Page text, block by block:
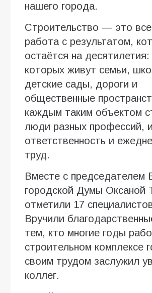
нашего города.
Строительство — это
работа с результатом,
остаётся на
которых живут семьи,
детские сады, дороги и
общественные
каждым таким объектом
люди разных профессий,
ответственность и
труд.
Вместе с председателем
городской Думы Оксаной
отметили 17
Вручили
тем, кто многие годы
строительном комплексе
своим трудом заслужил
коллег.